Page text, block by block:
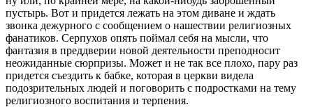
пустырь. Вот и придется лежать на этом диване и ждать
звонка дежурного с сообщением о нашествии религиозных
фанатиков. Серпухов опять поймал себя на мысли, что
фантазия в преддверии новой деятельности преподносит
неожиданные сюрпризы. Может и не так все плохо, пару раз
придется съездить к бабке, которая в церкви видела
подозрительных людей и поговорить с подростками на тему
религиозного воспитания и терпения.